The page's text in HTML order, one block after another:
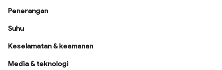
Penerangan
Suhu
Keselamatan & keamanan
Media & teknologi